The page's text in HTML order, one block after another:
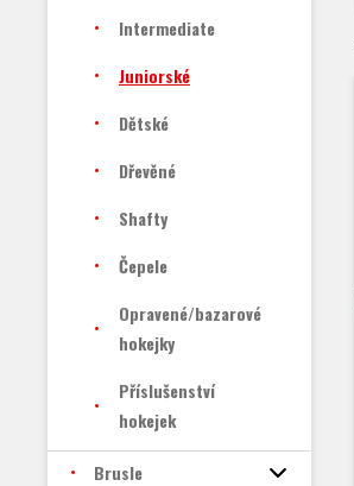
Intermediate
Juniorské
Dětské
Dřevěné
Shafty
Čepele
Opravené/bazarové
hokejky
Příslušenství
hokejek
Brusle